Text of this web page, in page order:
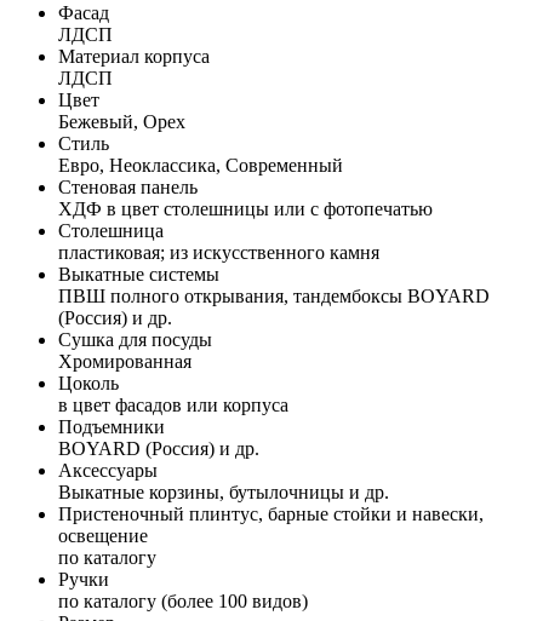
Фасад
ЛДСП
Материал корпуса
ЛДСП
Цвет
Бежевый, Орех
Стиль
Евро, Неоклассика, Современный
Стеновая панель
ХДФ в цвет столешницы или с фотопечатью
Столешница
пластиковая; из искусственного камня
Выкатные системы
ПВШ полного открывания, тандембоксы BOYARD
(Россия) и др.
Сушка для посуды
Хромированная
Цоколь
в цвет фасадов или корпуса
Подъемники
BOYARD (Россия) и др.
Аксессуары
Выкатные корзины, бутылочницы и др.
Пристеночный плинтус, барные стойки и навески,
освещение
по каталогу
Ручки
по каталогу (более 100 видов)